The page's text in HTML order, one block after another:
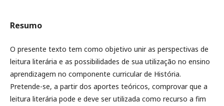
Resumo
O presente texto tem como objetivo unir as perspectivas de
leitura literária e as possibilidades de sua utilização no ensino
aprendizagem no componente curricular de História.
Pretende-se, a partir dos aportes teóricos, comprovar que a
leitura literária pode e deve ser utilizada como recurso a fim